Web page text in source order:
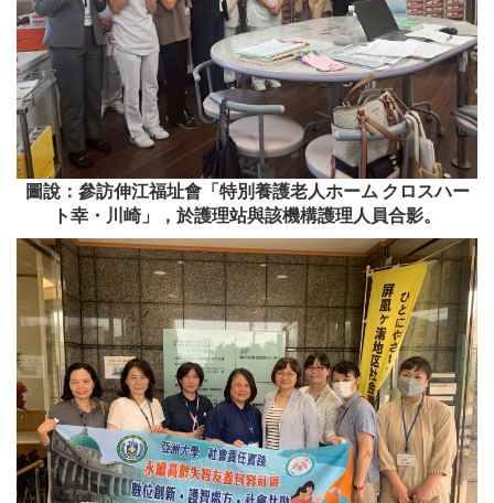
圖說：參訪伸江福址會「特別養護老人ホーム クロスハー
ト幸・川崎」，於護理站與該機構護理人員合影。